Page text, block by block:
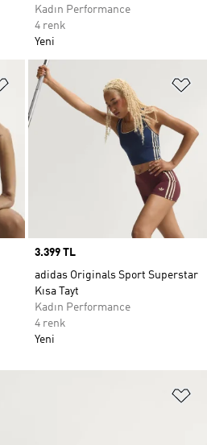
Kadın Performance
4 renk
Yeni
Favori Listesine Ekle
Price
3.399 TL
adidas Originals Sport Superstar
Kısa Tayt
Kadın Performance
4 renk
Yeni